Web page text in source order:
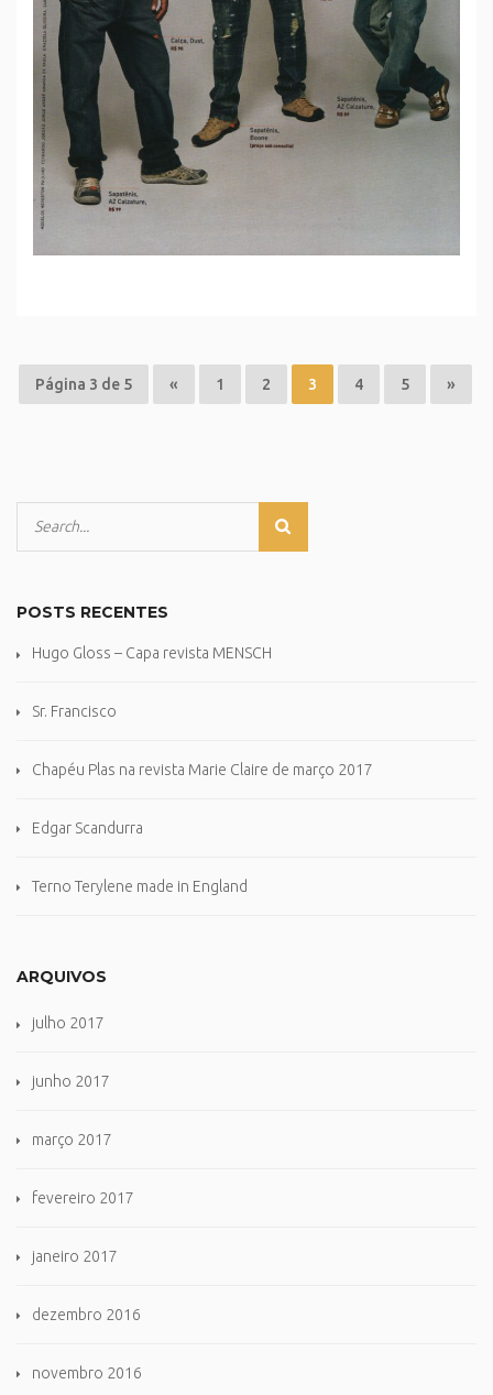
Página 3 de 5 « 1 2 3 4 5 »
POSTS RECENTES
Hugo Gloss – Capa revista MENSCH
Sr. Francisco
Chapéu Plas na revista Marie Claire de março 2017
Edgar Scandurra
Terno Terylene made in England
ARQUIVOS
julho 2017
junho 2017
março 2017
fevereiro 2017
janeiro 2017
dezembro 2016
novembro 2016